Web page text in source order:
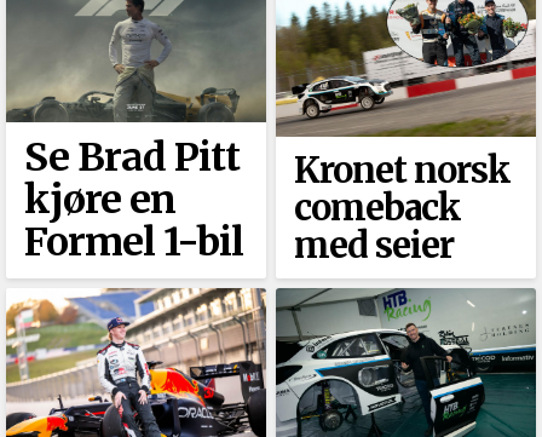
Se Brad Pitt
kjøre en
Formel 1-bil
Kronet norsk
comeback
med seier